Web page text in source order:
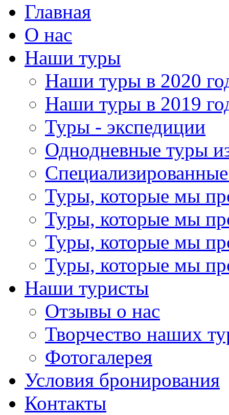
Главная
О нас
Наши туры
Наши туры в 2020
Наши туры в 2019
Туры - экспедиции
Однодневные туры
Туры, которые мы
Туры, которые мы
Туры, которые мы
Туры, которые мы
Наши туристы
Отзывы о нас
Творчество наших
Фотогалерея
Условия бронирования
Контакты